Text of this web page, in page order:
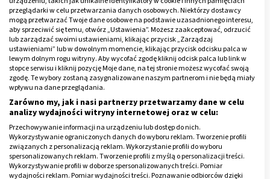
zaburzenia pracy przewodu pokarmowego
spowodowane stresem i ustępują dopiero wraz z
poprawą stanu psychicznego.
Reklama
przeglądarki w celu przetwarzania danych osobowych. Niektórzy dostawcy
mogą przetwarzać Twoje dane osobowe na podstawie uzasadnionego interesu,
aby sprzeciwić się temu, otwórz „Ustawienia”. Możesz zaakceptować, odrzucić
lub zarządzać swoimi ustawieniami, klikając przycisk „Zarządzaj
ustawieniami” lub w dowolnym momencie, klikając przycisk odcisku palca w
lewym dolnym rogu witryny. Aby wycofać zgodę kliknij odcisk palca lub link w
stopce serwisu i kliknij pozycję Moje dane, na tej stronie możesz wycofać swoją
zgodę. Te wybory zostaną zasygnalizowane naszym partnerom i nie będą miały
wpływu na dane przeglądania.
Zarówno my, jak i nasi partnerzy przetwarzamy dane w celu
analizy wydajności witryny internetowej oraz w celu:
Przechowywanie informacji na urządzeniu lub dostęp do nich.
Wykorzystywanie ograniczonych danych do wyboru reklam. Tworzenie profili
związanych z personalizacją reklam. Wykorzystanie profili do wyboru
spersonalizowanych reklam. Tworzenie profili z myślą o personalizacji treści.
Wykorzystywanie profili w doborze spersonalizowanych treści. Pomiar
wydajności reklam. Pomiar wydajności treści. Poznawanie odbiorców dzięki